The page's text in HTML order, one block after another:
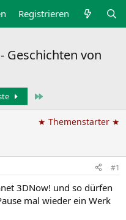
Registrieren
Geschichten von
★ Themenstarter ★
#1
3DNow! und so dürfen
mal wieder ein Werk